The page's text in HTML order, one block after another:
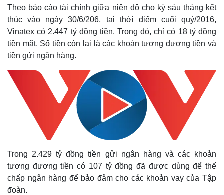
Theo báo cáo tài chính giữa niên độ cho kỳ sáu tháng kết
thúc vào ngày 30/6/206, tại thời điểm cuối quý/2016,
Vinatex có 2.447 tỷ đồng tiền. Trong đó, chỉ có 18 tỷ đồng
tiền mặt. Số tiền còn lại là các khoản tương đương tiền và
tiền gửi ngân hàng.
Trong 2.429 tỷ đồng tiền gửi ngân hàng và các khoản
tương đương tiền có 107 tỷ đồng đã được dùng để thế
chấp ngân hàng để bảo đảm cho các khoản vay của Tập
đoàn.